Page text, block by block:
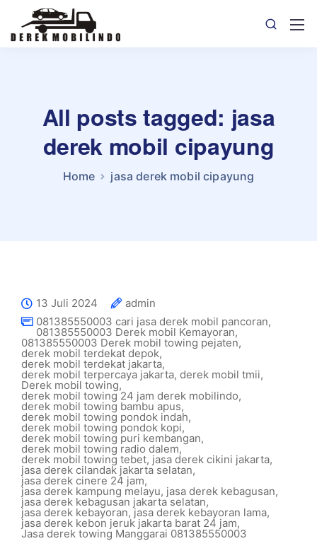
All posts tagged: jasa
derek mobil cipayung
Home jasa derek mobil cipayung
13 Juli 2024
admin
081385550003 cari jasa derek mobil pancoran,
081385550003 Derek mobil Kemayoran,
081385550003 Derek mobil towing pejaten,
derek mobil terdekat depok,
derek mobil terdekat jakarta,
derek mobil terpercaya jakarta, derek mobil tmii,
Derek mobil towing,
derek mobil towing 24 jam derek mobilindo,
derek mobil towing bambu apus,
derek mobil towing pondok indah,
derek mobil towing pondok kopi,
derek mobil towing puri kembangan,
derek mobil towing radio dalem,
derek mobil towing tebet, jasa derek cikini jakarta,
jasa derek cilandak jakarta selatan,
jasa derek cinere 24 jam,
jasa derek kampung melayu, jasa derek kebagusan,
jasa derek kebagusan jakarta selatan,
jasa derek kebayoran,jasa derek kebayoran lama,
jasa derek kebon jeruk jakarta barat 24 jam,
Jasa derek towing Manggarai 081385550003